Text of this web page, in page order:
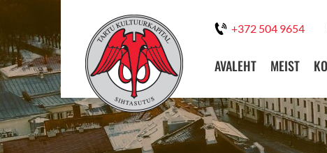
+372 504 9654
AVALEHT MEIST